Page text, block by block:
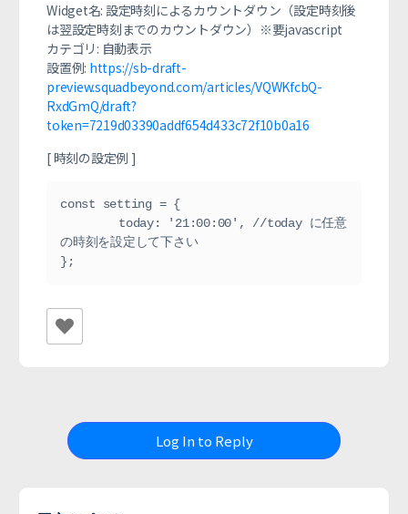
Widget名: 設定時刻によるカウントダウン（設定時刻後
は翌設定時刻までのカウントダウン）※要javascript
カテゴリ: 自動表示
設置例: https://sb-draft-
preview.squadbeyond.com/articles/VQWKfcbQ-
RxdGmQ/draft?
token=7219d03390addf654d433c72f10b0a16
[ 時刻の設定例 ]
const setting = {
の時刻を設定して下さい
};
Log In to Reply